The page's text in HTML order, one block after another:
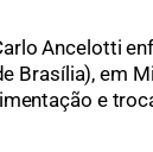
Ancelotti
Brasília), em
e